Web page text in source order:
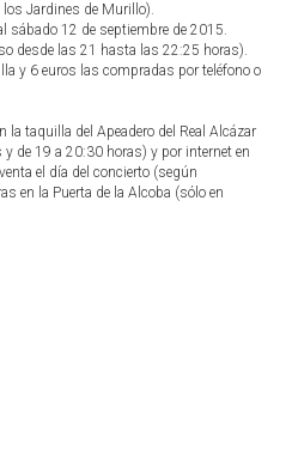
los Jardines de Murillo).
sábado 12 de septiembre de 2015.
desde las 21 hasta las 22:25 horas).
y 6 euros las compradas por teléfono o
la taquilla del Apeadero del Real Alcázar
de 19 a 20:30 horas) y por internet en
el día del concierto (según
en la Puerta de la Alcoba (sólo en